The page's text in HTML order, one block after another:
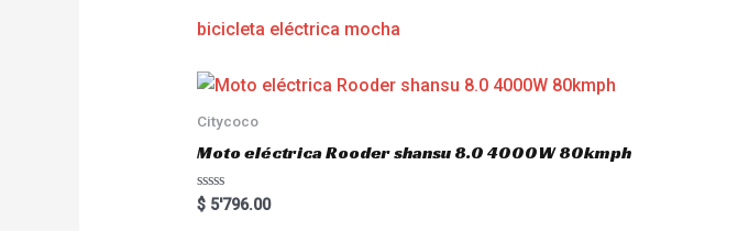
bicicleta eléctrica mocha
Citycoco
Moto eléctrica Rooder shansu 8.0 4000W 80kmph
R
a
$5'796.00